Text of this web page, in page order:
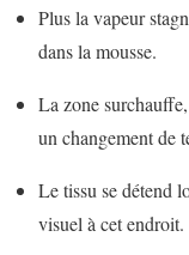
Plus la vapeur
dans la mousse.
La zone
un changement de
Le tissu se détend
visuel à cet endroit.